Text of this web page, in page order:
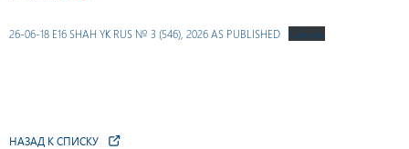
26-06-18 E16 SHAH YK RUS № 3 (546), 2026 AS PUBLISHED Скачать
НАЗАД К СПИСКУ